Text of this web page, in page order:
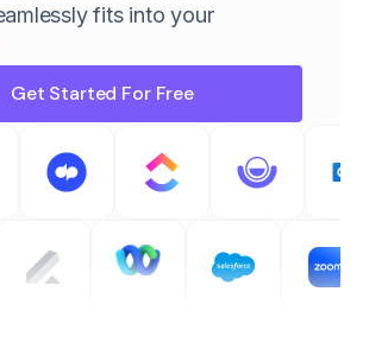
fits into your
Get Started For Free